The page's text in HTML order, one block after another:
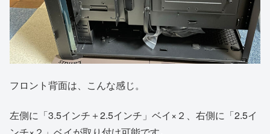
フロント背面は、こんな感じ。
左側に「3.5インチ＋2.5インチ」ベイ×２、右側に「2.5イ